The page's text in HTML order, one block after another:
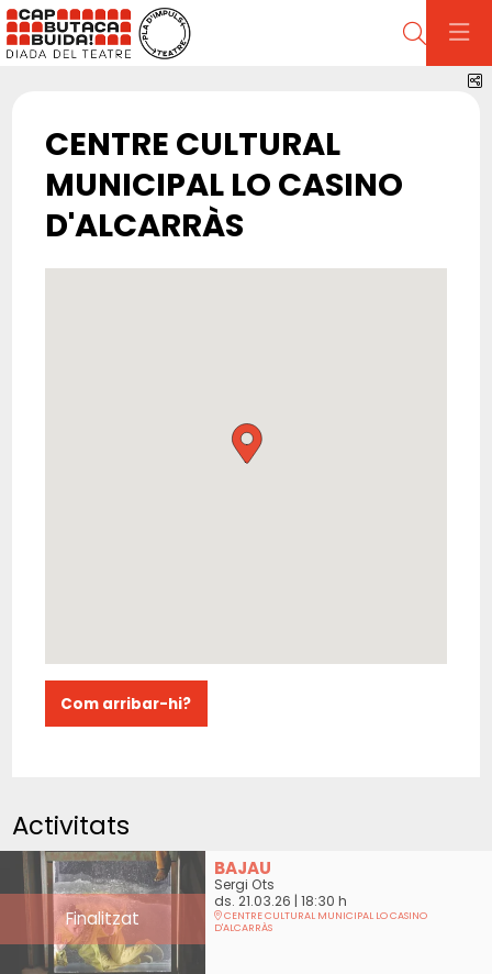
Cerca
CENTRE CULTURAL
MUNICIPAL LO CASINO
D'ALCARRÀS
Com arribar-hi?
Activitats
Finalitzat
BAJAU
Sergi Ots
ds. 21.03.26 | 18:30 h
CENTRE CULTURAL MUNICIPAL LO CASINO
D'ALCARRÀS